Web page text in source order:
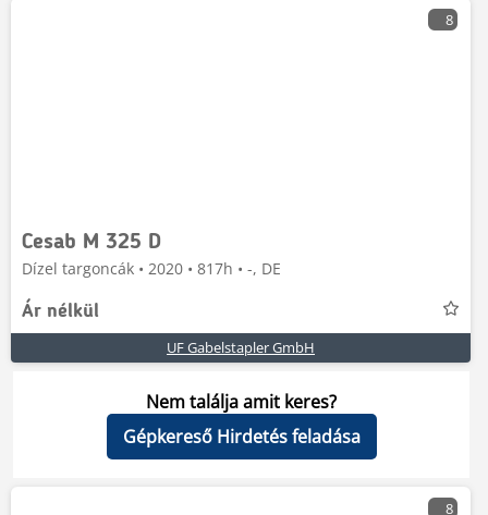
8
Cesab M 325 D
Dízel targoncák • 2020 • 817h • -, DE
Ár nélkül
UF Gabelstapler GmbH
Nem találja amit keres?
Gépkereső Hirdetés feladása
8